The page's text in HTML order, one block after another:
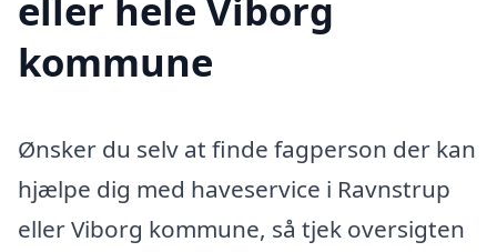
eller hele Viborg
kommune
Ønsker du selv at finde fagperson der kan
hjælpe dig med haveservice i Ravnstrup
eller Viborg kommune, så tjek oversigten